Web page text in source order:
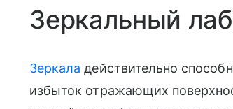
Зеркальный
Зеркала действительно
избыток отражающих